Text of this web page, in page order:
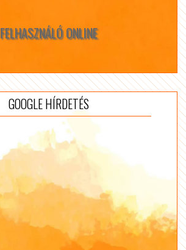
FELHASZNÁLÓ ONLINE
GOOGLE HÍRDETÉS